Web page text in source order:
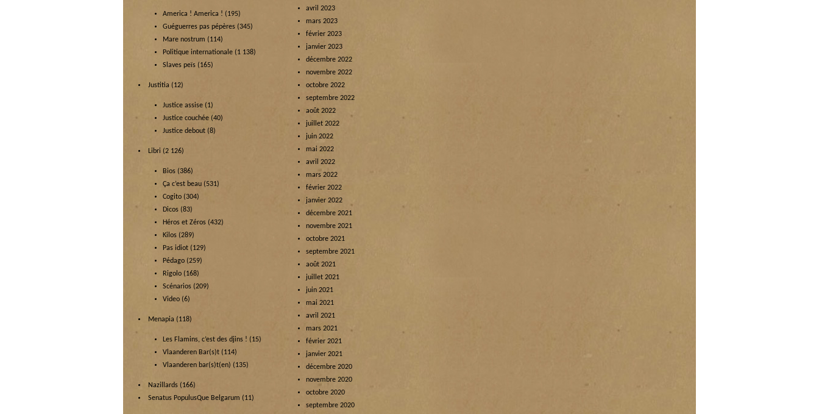
America ! America ! (195)
Guéguerres pas pépères (345)
Mare nostrum (114)
Politique internationale (1 138)
Slaves peïs (165)
Justitia (12)
Justice assise (1)
Justice couchée (40)
Justice debout (8)
Libri (2 126)
Bios (386)
Ça c’est beau (531)
Cogito (304)
Dicos (83)
Héros et Zéros (432)
Kilos (289)
Pas idiot (129)
Pédago (259)
Rigolo (168)
Scénarios (209)
Video (6)
Menapia (118)
Les Flamins, c’est des djins ! (15)
Vlaanderen Bar(s)t (114)
Vlaanderen bar(s)t(en) (135)
Nazillards (166)
Senatus PopulusQue Belgarum (11)
avril 2023
mars 2023
février 2023
janvier 2023
décembre 2022
novembre 2022
octobre 2022
septembre 2022
août 2022
juillet 2022
juin 2022
mai 2022
avril 2022
mars 2022
février 2022
janvier 2022
décembre 2021
novembre 2021
octobre 2021
septembre 2021
août 2021
juillet 2021
juin 2021
mai 2021
avril 2021
mars 2021
février 2021
janvier 2021
décembre 2020
novembre 2020
octobre 2020
septembre 2020